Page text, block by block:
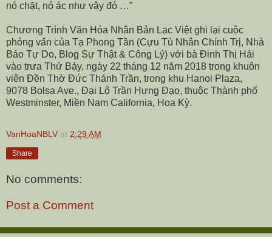
nó chặt, nó ác như vậy đó …”
Chương Trình Văn Hóa Nhân Bản Lạc Việt ghi lại cuộc
phỏng vấn của Tạ Phong Tần (Cựu Tù Nhân Chính Trị, Nhà
Báo Tự Do, Blog Sự Thật & Công Lý) với bà Đinh Thị Hải
vào trưa Thứ Bảy, ngày 22 tháng 12 năm 2018 trong khuôn
viên Đền Thờ Đức Thánh Trần, trong khu Hanoi Plaza,
9078 Bolsa Ave., Đại Lộ Trần Hưng Đạo, thuộc Thành phố
Westminster, Miền Nam California, Hoa Kỳ.
VanHoaNBLV at 2:29 AM
Share
No comments:
Post a Comment